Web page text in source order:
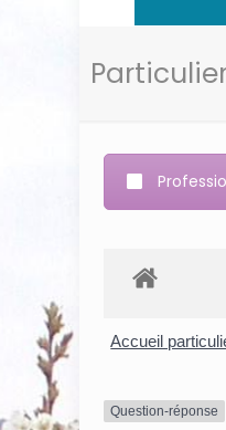
Accueil
Question-réponse